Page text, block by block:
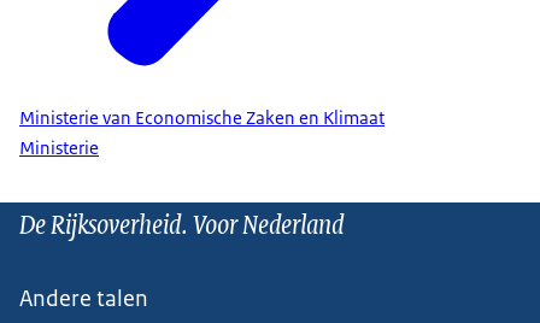
Ministerie van Economische Zaken en Klimaat
Ministerie
De Rijksoverheid. Voor Nederland
Andere talen